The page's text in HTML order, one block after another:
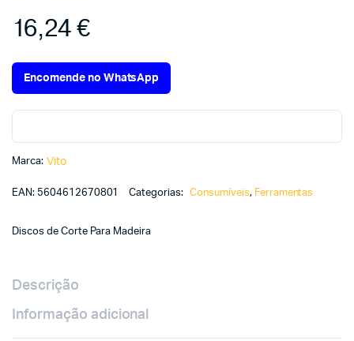
16,24€
Encomende no WhatsApp
Marca: Vito
EAN: 5604612670801 Categorias: Consumíveis, Ferramentas
Discos de Corte Para Madeira
Descrição
Informação adicional